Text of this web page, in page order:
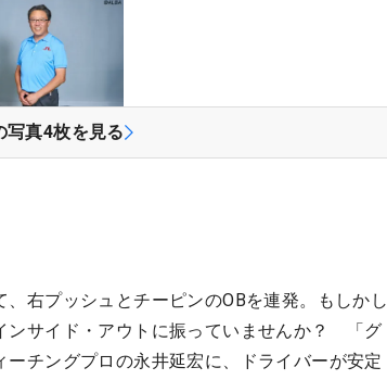
写真4枚を見る
右プッシュとチーピンのOBを連発。もしかし
ンサイド・アウトに振っていませんか？ 「グ
チングプロの永井延宏に、ドライバーが安定